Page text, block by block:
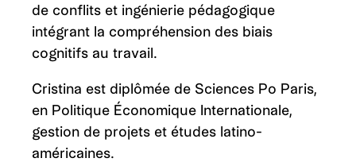
de conflits et ingénierie pédagogique
intégrant la compréhension des biais
cognitifs au travail.
Cristina est diplômée de Sciences Po Paris,
en Politique Économique Internationale,
gestion de projets et études latino-
américaines.